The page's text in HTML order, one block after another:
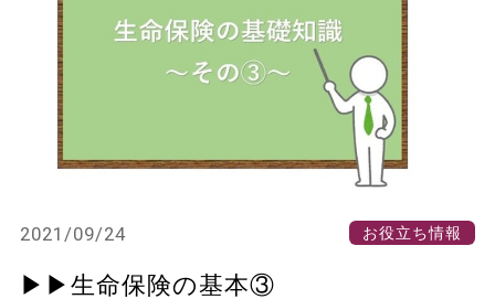
2021/09/24 お役立ち情報
▶▶生命保険の基本③